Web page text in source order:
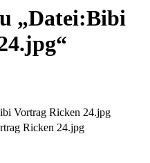
„Datei:Bibi
Vortrag Ricken 24.jpg
Ricken 24.jpg